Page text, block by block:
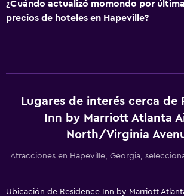
Estacionamiento y transporte
Parrilla
Zona de trabajo
Escritorio
¿Cuándo actualizó momondo por
precios de hoteles en Hapeville?
Lugares de interés cerca de
Inn by Marriott Atlanta
North/Virginia
Atracciones en Hapeville, Georgia,
Ubicación de Residence Inn by Marriott